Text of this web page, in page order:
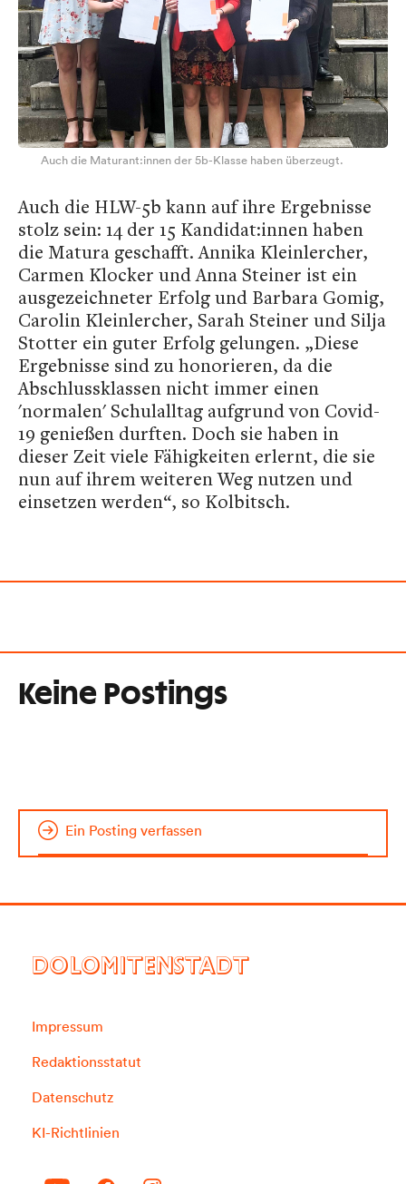
Auch die Maturant:innen der 5b-Klasse haben überzeugt.
Auch die HLW-5b kann auf ihre Ergebnisse
stolz sein: 14 der 15 Kandidat:innen haben
die Matura geschafft. Annika Kleinlercher,
Carmen Klocker und Anna Steiner ist ein
ausgezeichneter Erfolg und Barbara Gomig,
Carolin Kleinlercher, Sarah Steiner und Silja
Stotter ein guter Erfolg gelungen. „Diese
Ergebnisse sind zu honorieren, da die
Abschlussklassen nicht immer einen
'normalen' Schulalltag aufgrund von Covid-
19 genießen durften. Doch sie haben in
dieser Zeit viele Fähigkeiten erlernt, die sie
nun auf ihrem weiteren Weg nutzen und
einsetzen werden“, so Kolbitsch.
Keine Postings
Ein Posting verfassen
DOLOMITENSTADT
Impressum
Redaktionsstatut
Datenschutz
KI-Richtlinien